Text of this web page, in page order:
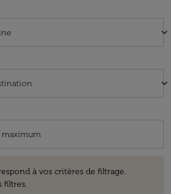
keyboard_arrow_down
keyboard_arrow_down
à vos critères de filtrage.
filtres.